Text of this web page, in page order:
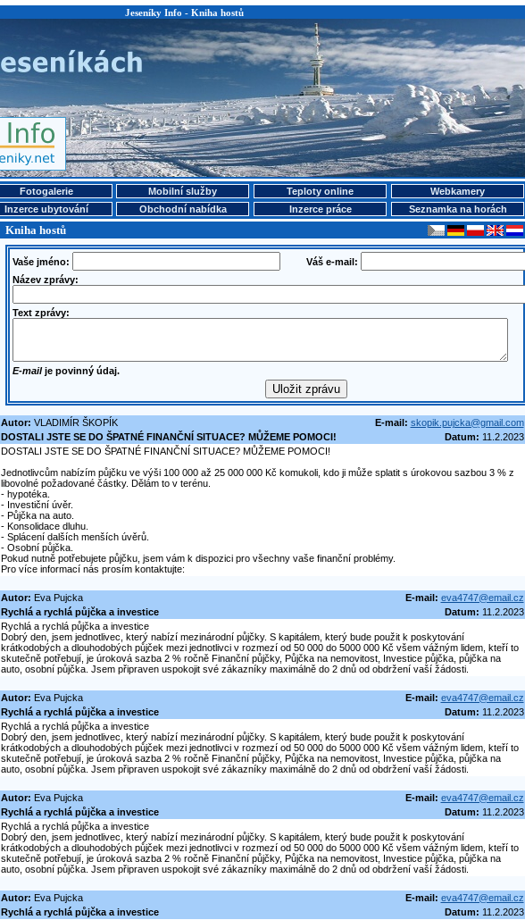
Jeseníky Info - Kniha hostů
Fotogalerie Mobilní služby Teploty online
Webkamery
Inzerce ubytování Obchodní nabídka Inzerce práce
Seznamka na horách
Kniha hostů
Vaše jméno:
Váš e-mail:
Název zprávy:
Text zprávy:
E-mailje povinný údaj.
Autor: VLADIMÍR ŠKOPÍK E-mail: skopik.pujcka@gmail.com
DOSTALI JSTE SE DO ŠPATNÉ FINANČNÍ SITUACE? MŮŽEME POMOCI!
Datum: 11.2.2023
DOSTALI JSTE SE DO ŠPATNÉ FINANČNÍ SITUACE? MŮŽEME POMOCI!
Jednotlivcům nabízím půjčku ve výši 100 000 až 25 000 000 Kč komukoli, kdo ji může splatit s úrokovou sazbou 3 % z
libovolné požadované částky. Dělám to v terénu.
- hypotéka.
- Investiční úvěr.
- Půjčka na auto.
- Konsolidace dluhu.
- Splácení dalších menších úvěrů.
- Osobní půjčka.
Pokud nutně potřebujete půjčku, jsem vám k dispozici pro všechny vaše finanční problémy.
Pro více informací nás prosím kontaktujte:
Autor: Eva Pujcka E-mail: eva4747@email.cz
Rychlá a rychlá půjčka a investice
Datum: 11.2.2023
Rychlá a rychlá půjčka a investice
Dobrý den, jsem jednotlivec, který nabízí mezinárodní půjčky. S kapitálem, který bude použit k poskytování
krátkodobých a dlouhodobých půjček mezi jednotlivci v rozmezí od 50 000 do 5000 000 Kč všem vážným lidem, kteří to
skutečně potřebují, je úroková sazba 2 % ročně Finanční půjčky, Půjčka na nemovitost, Investice půjčka, půjčka na
auto, osobní půjčka. Jsem připraven uspokojit své zákazníky maximálně do 2 dnů od obdržení vaší žádosti.
Autor: Eva Pujcka E-mail: eva4747@email.cz
Rychlá a rychlá půjčka a investice
Datum: 11.2.2023
Rychlá a rychlá půjčka a investice
Dobrý den, jsem jednotlivec, který nabízí mezinárodní půjčky. S kapitálem, který bude použit k poskytování
krátkodobých a dlouhodobých půjček mezi jednotlivci v rozmezí od 50 000 do 5000 000 Kč všem vážným lidem, kteří to
skutečně potřebují, je úroková sazba 2 % ročně Finanční půjčky, Půjčka na nemovitost, Investice půjčka, půjčka na
auto, osobní půjčka. Jsem připraven uspokojit své zákazníky maximálně do 2 dnů od obdržení vaší žádosti.
Autor: Eva Pujcka E-mail: eva4747@email.cz
Rychlá a rychlá půjčka a investice
Datum: 11.2.2023
Rychlá a rychlá půjčka a investice
Dobrý den, jsem jednotlivec, který nabízí mezinárodní půjčky. S kapitálem, který bude použit k poskytování
krátkodobých a dlouhodobých půjček mezi jednotlivci v rozmezí od 50 000 do 5000 000 Kč všem vážným lidem, kteří to
skutečně potřebují, je úroková sazba 2 % ročně Finanční půjčky, Půjčka na nemovitost, Investice půjčka, půjčka na
auto, osobní půjčka. Jsem připraven uspokojit své zákazníky maximálně do 2 dnů od obdržení vaší žádosti.
Autor: Eva Pujcka E-mail: eva4747@email.cz
Rychlá a rychlá půjčka a investice
Datum: 11.2.2023